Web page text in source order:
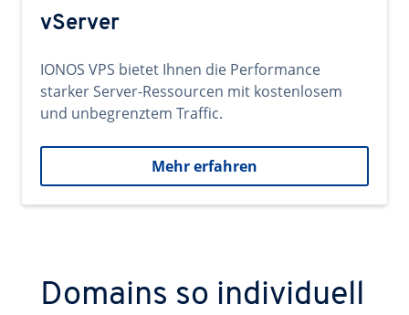
vServer
IONOS VPS bietet Ihnen die Performance
starker Server-Ressourcen mit kostenlosem
und unbegrenztem Traffic.
Mehr erfahren
Domains so individuell